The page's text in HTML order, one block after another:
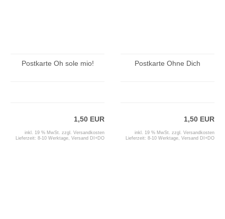
Postkarte Oh sole mio!
1,50 EUR
inkl. 19 % MwSt. zzgl. Versandkosten
Lieferzeit: 8-10 Werktage, Versand DI+DO
Postkarte Ohne Dich
1,50 EUR
inkl. 19 % MwSt. zzgl. Versandkosten
Lieferzeit: 8-10 Werktage, Versand DI+DO